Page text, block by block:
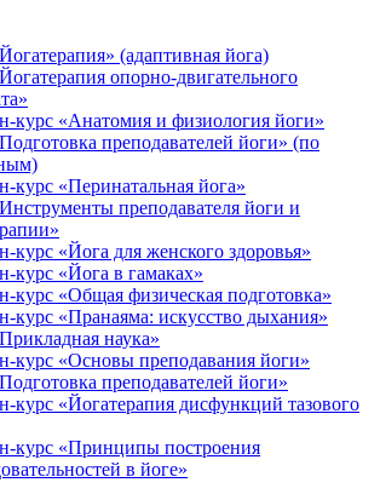
(адаптивная йога)
опорно-двигательного
курс «Анатомия и физиология йоги»
преподавателей йоги» (по
курс «Перинатальная йога»
преподавателя йоги и
курс «Йога для женского здоровья»
курс «Йога в гамаках»
курс «Общая физическая подготовка»
курс «Пранаяма: искусство дыхания»
наука»
курс «Основы преподавания йоги»
преподавателей йоги»
курс «Йогатерапия дисфункций тазового
курс «Принципы построения
в йоге»